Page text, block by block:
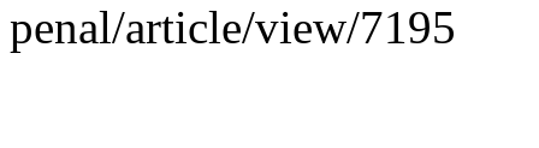
penal/article/view/7195